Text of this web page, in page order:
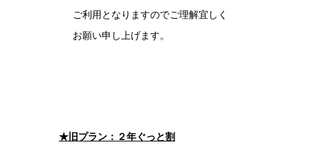
ご利用となりますのでご理解宜しく
お願い申し上げます。
★旧プラン：２年ぐっと割